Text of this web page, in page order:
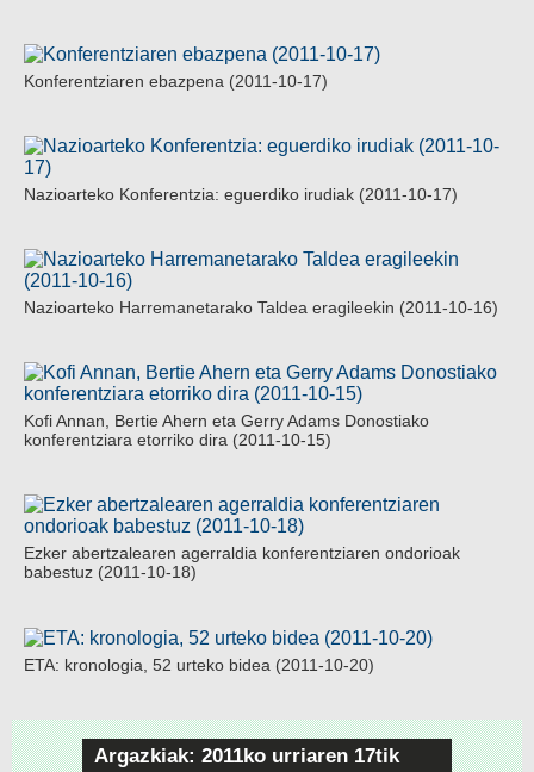
Konferentziaren ebazpena (2011-10-17)
Nazioarteko Konferentzia: eguerdiko irudiak (2011-10-17)
Nazioarteko Harremanetarako Taldea eragileekin (2011-10-16)
Kofi Annan, Bertie Ahern eta Gerry Adams Donostiako
konferentziara etorriko dira (2011-10-15)
Ezker abertzalearen agerraldia konferentziaren ondorioak
babestuz (2011-10-18)
ETA: kronologia, 52 urteko bidea (2011-10-20)
Argazkiak: 2011ko urriaren 17tik